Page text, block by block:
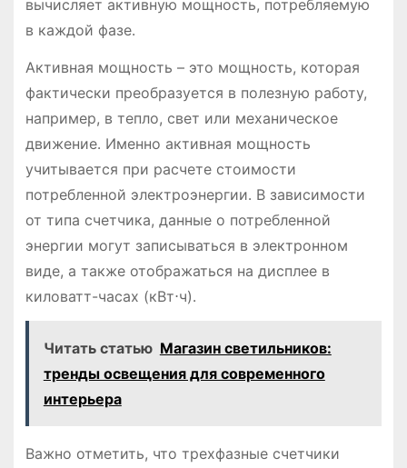
вычисляет активную мощность, потребляемую
в каждой фазе․
Активная мощность – это мощность, которая
фактически преобразуется в полезную работу,
например, в тепло, свет или механическое
движение․ Именно активная мощность
учитывается при расчете стоимости
потребленной электроэнергии․ В зависимости
от типа счетчика, данные о потребленной
энергии могут записываться в электронном
виде, а также отображаться на дисплее в
киловатт-часах (кВт⋅ч)․
Читать статью Магазин светильников:
тренды освещения для современного
интерьера
Важно отметить, что трехфазные счетчики